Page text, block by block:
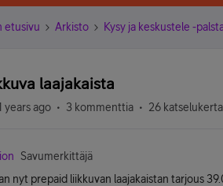
etusivu Arkisto Kysy ja keskustele -
laajakaista
years ago 3 kommenttia 26
Savumerkittäjä
nyt prepaid liikkuvan laajakaistan tarjous